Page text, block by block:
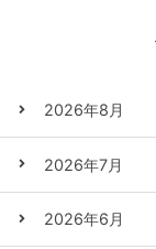
2026年8月
2026年7月
2026年6月